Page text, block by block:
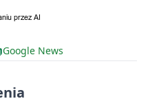
Google News